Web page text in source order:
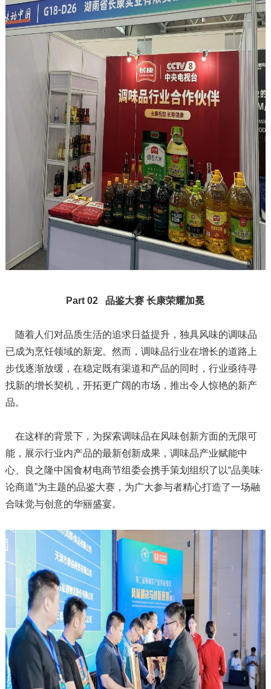
Part 02 品鉴大赛 长康荣耀加冕
随着人们对品质生活的追求日益提升，独具风味的调味品
已成为烹饪领域的新宠。然而，调味品行业在增长的道路上
步伐逐渐放缓，在稳定既有渠道和产品的同时，行业亟待寻
找新的增长契机，开拓更广阔的市场，推出令人惊艳的新产
品。
在这样的背景下，为探索调味品在风味创新方面的无限可
能，展示行业内产品的最新创新成果，调味品产业赋能中
心、良之隆中国食材电商节组委会携手策划组织了以“品美味·
论商道”为主题的品鉴大赛，为广大参与者精心打造了一场融
合味觉与创意的华丽盛宴。